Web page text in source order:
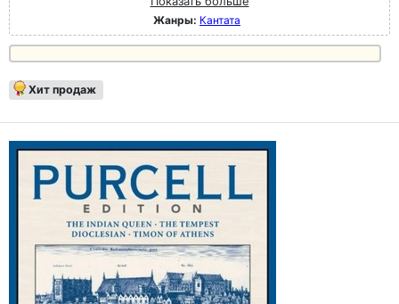
Жанры: Кантата
Хит продаж